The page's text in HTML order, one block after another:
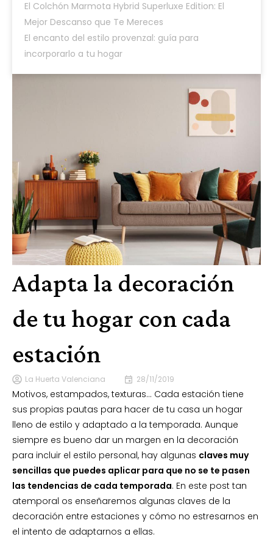
Adapta la decoración
de tu hogar con cada
estación
La Huerta Valenciana 28/11/2019
Motivos, estampados, texturas… Cada estación tiene
sus propias pautas para hacer de tu casa un hogar
lleno de estilo y adaptado a la temporada. Aunque
siempre es bueno dar un margen en la decoración
para incluir el estilo personal, hay algunas claves muy
sencillas que puedes aplicar para que no se te pasen
las tendencias de cada temporada. En este post tan
atemporal os enseñaremos algunas claves de la
decoración entre estaciones y cómo no estresarnos en
el intento de adaptarnos a ellas.
El Colchón Marmota Hybrid Superluxe Edition: El
Mejor Descanso que Te Mereces
El encanto del estilo provenzal: guía para
incorporarlo a tu hogar